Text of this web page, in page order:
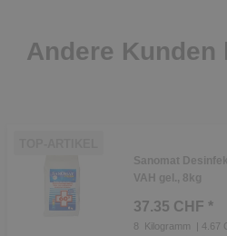
Andere Kunden
Sanomat
VAH gel., 8kg
37.35 CHF *
8 Kilogramm
| 4.67